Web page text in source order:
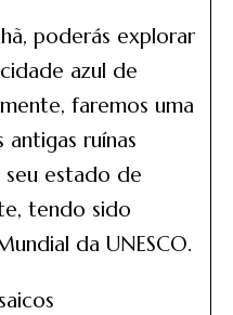
poderás explorar
azul de
faremos uma
ruínas
seu estado de
tendo sido
da UNESCO.